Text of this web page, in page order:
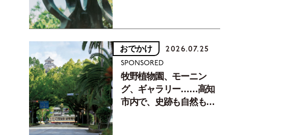
おでかけ 2026.07.25
SPONSORED
牧野植物園、モーニン
グ、ギャラリー……高知
市内で、史跡も自然もグ